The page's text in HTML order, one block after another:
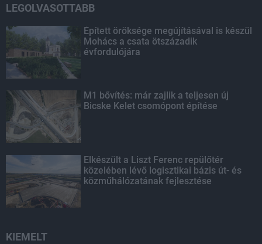
LEGOLVASOTTABB
Épített öröksége megújításával is készül
Mohács a csata ötszázadik
évfordulójára
M1 bővítés: már zajlik a teljesen új
Bicske Kelet csomópont építése
Elkészült a Liszt Ferenc repülőtér
közelében lévő logisztikai bázis út- és
közműhálózatának fejlesztése
KIEMELT